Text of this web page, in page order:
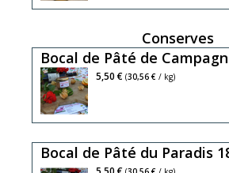
Conserves
Bocal de Pâté de
5,50 € (30,56 € / kg)
Bocal de Pâté du Paradis